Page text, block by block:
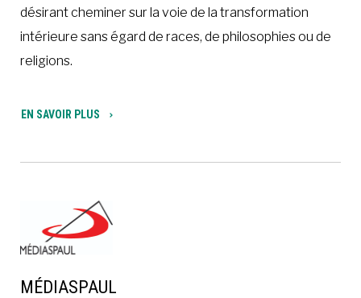
désirant cheminer sur la voie de la transformation
intérieure sans égard de races, de philosophies ou de
religions.
EN SAVOIR PLUS
MÉDIASPAUL